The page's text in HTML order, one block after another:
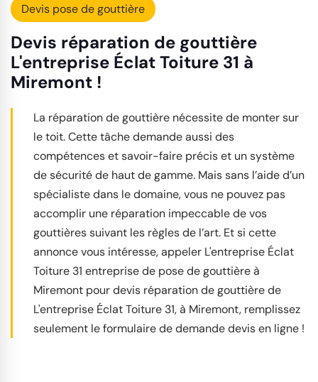
Devis pose de gouttière
Devis réparation de gouttière
L'entreprise Éclat Toiture 31 à
Miremont !
La réparation de gouttière nécessite de monter sur
le toit. Cette tâche demande aussi des
compétences et savoir-faire précis et un système
de sécurité de haut de gamme. Mais sans l’aide d’un
spécialiste dans le domaine, vous ne pouvez pas
accomplir une réparation impeccable de vos
gouttières suivant les règles de l’art. Et si cette
annonce vous intéresse, appeler L'entreprise Éclat
Toiture 31 entreprise de pose de gouttière à
Miremont pour devis réparation de gouttière de
L'entreprise Éclat Toiture 31, à Miremont, remplissez
seulement le formulaire de demande devis en ligne !